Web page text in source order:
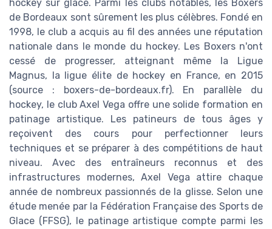
hockey sur glace. Parmi les clubs notables, les Boxers
de Bordeaux sont sûrement les plus célèbres. Fondé en
1998, le club a acquis au fil des années une réputation
nationale dans le monde du hockey. Les Boxers n'ont
cessé de progresser, atteignant même la Ligue
Magnus, la ligue élite de hockey en France, en 2015
(source : boxers-de-bordeaux.fr). En parallèle du
hockey, le club Axel Vega offre une solide formation en
patinage artistique. Les patineurs de tous âges y
reçoivent des cours pour perfectionner leurs
techniques et se préparer à des compétitions de haut
niveau. Avec des entraîneurs reconnus et des
infrastructures modernes, Axel Vega attire chaque
année de nombreux passionnés de la glisse. Selon une
étude menée par la Fédération Française des Sports de
Glace (FFSG), le patinage artistique compte parmi les